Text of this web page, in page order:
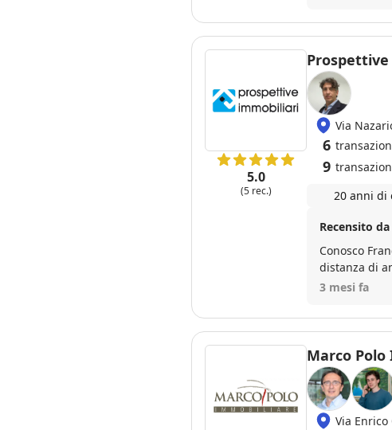
5.0
(5 rec.)
Via
6
9
20 anni di
Recensito
Conosco
distanza di
scrupolosa.
anche molti
consigliato
3 mesi fa
Marco
Via Enrico